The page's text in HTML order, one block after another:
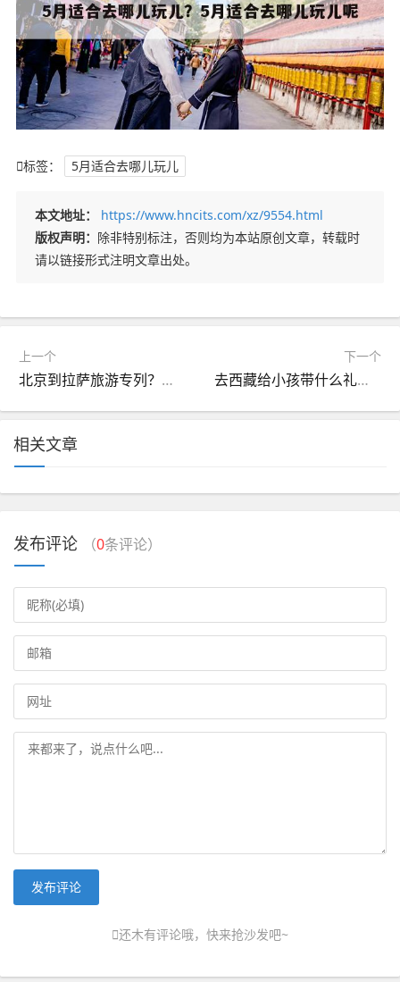
标签： 5月适合去哪儿玩儿
本文地址：
https://www.hncits.com/xz/9554.html
版权声明： 除非特别标注，否则均为本站原创文章，转载时
请以链接形式注明文章出处。
上一个
北京到拉萨旅游专列？北京拉萨旅游专列怎么买票
下一个
去西藏给小孩带什么礼物？西藏带小孩子去都要注意哪些事项
相关文章
发布评论 （0条评论）
发布评论
还木有评论哦，快来抢沙发吧~